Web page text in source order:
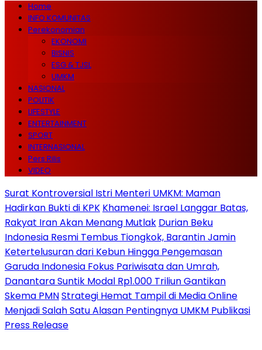
Home
INFO KOMUNITAS
Perekonomian
EKONOMI
BISNIS
ESG & TJSL
UMKM
NASIONAL
POLITIK
LIFESTYLE
ENTERTAINMENT
SPORT
INTERNASIONAL
Pers Rilis
VIDEO
Surat Kontroversial Istri Menteri UMKM: Maman
Hadirkan Bukti di KPK Khamenei: Israel Langgar Batas,
Rakyat Iran Akan Menang Mutlak Durian Beku
Indonesia Resmi Tembus Tiongkok, Barantin Jamin
Ketertelusuran dari Kebun Hingga Pengemasan
Garuda Indonesia Fokus Pariwisata dan Umrah,
Danantara Suntik Modal Rp1.000 Triliun Gantikan
Skema PMNStrategi Hemat Tampil di Media Online
Menjadi Salah Satu Alasan Pentingnya UMKM Publikasi
Press Release